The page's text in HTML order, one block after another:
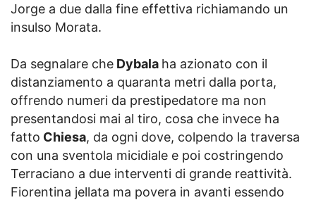
Jorge a due dalla fine effettiva richiamando un
insulso Morata.
Da segnalare che Dybala ha azionato con il
distanziamento a quaranta metri dalla porta,
offrendo numeri da prestipedatore ma non
presentandosi mai al tiro, cosa che invece ha
fatto Chiesa, da ogni dove, colpendo la traversa
con una sventola micidiale e poi costringendo
Terraciano a due interventi di grande reattività.
Fiorentina jellata ma povera in avanti essendo